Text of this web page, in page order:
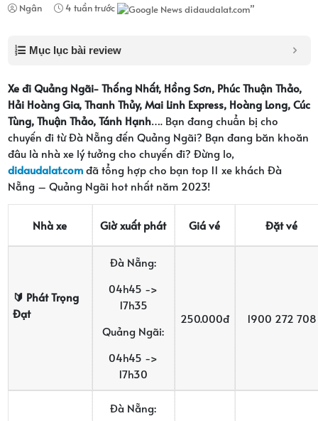
Ngân 4 tuần trước
Mục lục bài review
Xe đi Quảng Ngãi- Thống Nhất, Hồng Sơn, Phúc Thuận Thảo,
Hải Hoàng Gia, Thanh Thủy, Mai Linh Express, Hoàng Long, Cúc
Tùng, Thuận Thảo, Tánh Hạnh…. Bạn đang chuẩn bị cho
chuyến đi từ Đà Nẵng đến Quảng Ngãi? Bạn đang băn khoăn
đâu là nhà xe lý tưởng cho chuyến đi? Đừng lo,
didaudalat.comđã tổng hợp cho bạn top 11 xe khách Đà
Nẵng – Quảng Ngãi hot nhất năm 2023!
Nhà xe Giờ xuất phát Giá vé Đặt vé
🔰 Phát Trọng
Đạt
Đà Nẵng:
04h45 ->
17h35
Quảng Ngãi:
04h45 ->
17h30
250.000đ 1900 272 708
Đà Nẵng: